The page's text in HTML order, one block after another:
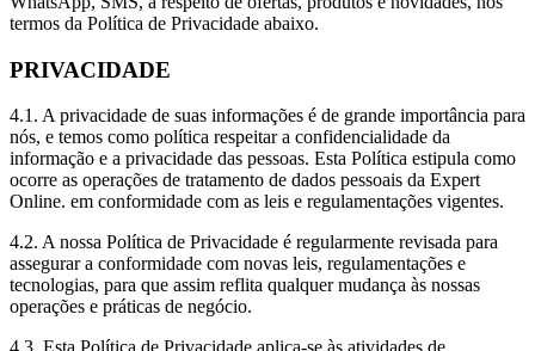
termos da Política de Privacidade abaixo.
PRIVACIDADE
4.1. A privacidade de suas informações é de grande importância para
nós, e temos como política respeitar a confidencialidade da
informação e a privacidade das pessoas. Esta Política estipula como
ocorre as operações de tratamento de dados pessoais da Expert
Online. em conformidade com as leis e regulamentações vigentes.
4.2. A nossa Política de Privacidade é regularmente revisada para
assegurar a conformidade com novas leis, regulamentações e
tecnologias, para que assim reflita qualquer mudança às nossas
operações e práticas de negócio.